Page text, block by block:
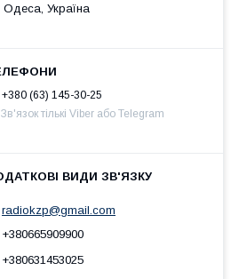
Одеса, Україна
+380 (63) 145-30-25
Зв'язок тількі Viber або Telegram
radiokzp@gmail.com
+380665909900
+380631453025